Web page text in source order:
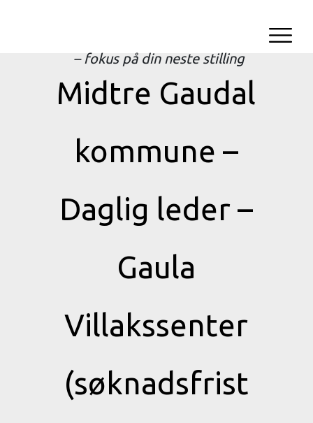
– fokus på din neste stilling
Midtre Gaudal
kommune –
Daglig leder –
Gaula
Villakssenter
(søknadsfrist